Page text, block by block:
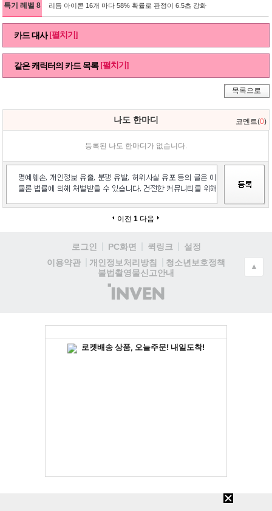
특기 레벨 8 리듬 아이콘 16개 마다 58% 확률로 판정이 6.5초 강화
카드 대사 [펼치기]
같은 캐릭터의 카드 목록 [펼치기]
목록으로
나도 한마디 코멘트(0)
등록된 나도 한마디가 없습니다.
이전 1 다음
로그인 PC화면 퀵링크
설정
이용약관
개인정보처리방침
청소년보호정책
불법촬영물신고안내
(주)
인
▲